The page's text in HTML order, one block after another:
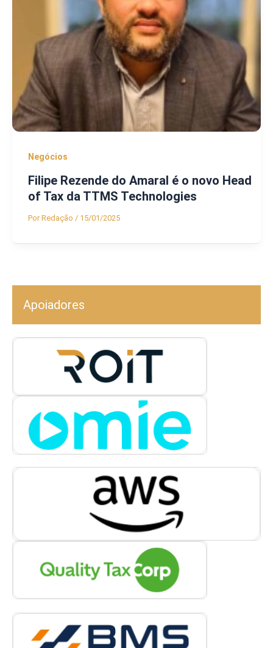
Negócios
Filipe Rezende do Amaral é o novo Head
of Tax da TTMS Technologies
PorRedação / 15/01/2025
Apoiadores